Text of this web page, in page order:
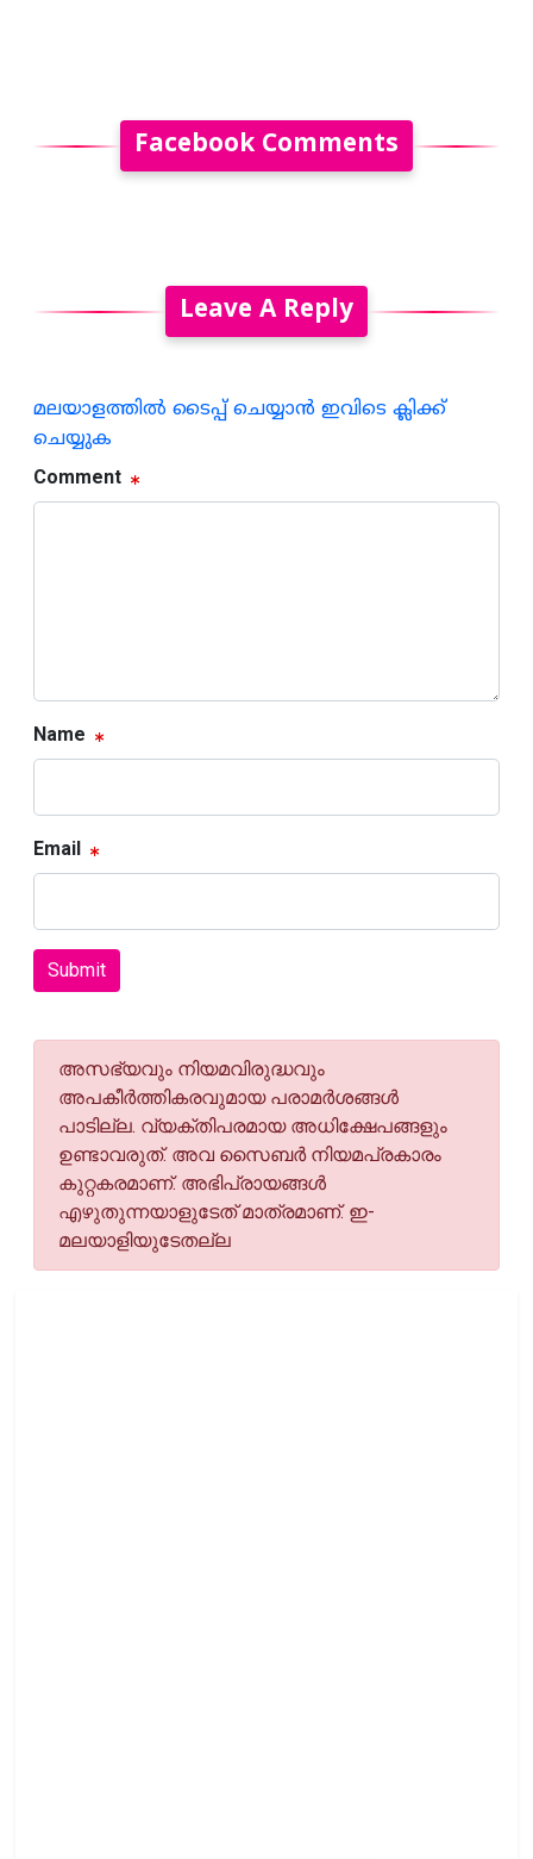
Facebook Comments
Leave A Reply
മലയാളത്തില്‍ ടൈപ്പ് ചെയ്യാന്‍ ഇവിടെ ക്ലിക്ക്
ചെയ്യുക
Comment
Name
Email
Submit
അസഭ്യവും നിയമവിരുദ്ധവും
അപകീര്‍ത്തികരവുമായ പരാമര്‍ശങ്ങള്‍
പാടില്ല. വ്യക്തിപരമായ അധിക്ഷേപങ്ങളും
ഉണ്ടാവരുത്. അവ സൈബര്‍ നിയമപ്രകാരം
കുറ്റകരമാണ്. അഭിപ്രായങ്ങള്‍
എഴുതുന്നയാളുടേത് മാത്രമാണ്. ഇ-
മലയാളിയുടേതല്ല